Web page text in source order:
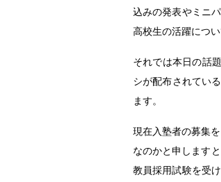
込みの発表やミニ
高校生の活躍につ
それでは本日の話
シが配布されてい
ます。
現在入塾者の募集
なのかと申します
教員採用試験を受